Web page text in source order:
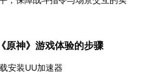
原神》游戏体验的步骤
安装UU加速器